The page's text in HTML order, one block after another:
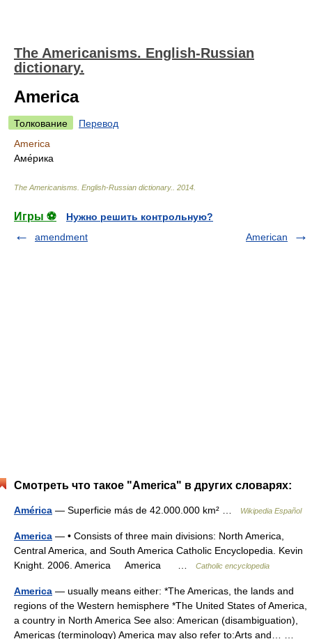
The Americanisms. English-Russian
dictionary.
America
Толкование
Перевод
America
Аме́рика
The Americanisms. English-Russian dictionary. 2014
Игры ⚽
Нужно решить контрольную?
amendment
American
Смотреть что такое "America" в других словарях:
América — Superficie más de 42.000.000 km² … Wikipedia Español
America — • Consists of three main divisions: North America,
Central America, and South America Catholic Encyclopedia. Kevin
Knight. 2006. America America …
Catholic encyclopedia
America — usually means either: *The Americas, the lands and
regions of the Western hemisphere *The United States of America,
a country in North America See also: American (disambiguation),
Americas (terminology) America may also refer to:Arts and… …